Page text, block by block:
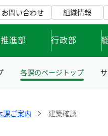
お問い合わせ 組織情報
進部 行政部
各課のページトップ
課ご案内 建築確認